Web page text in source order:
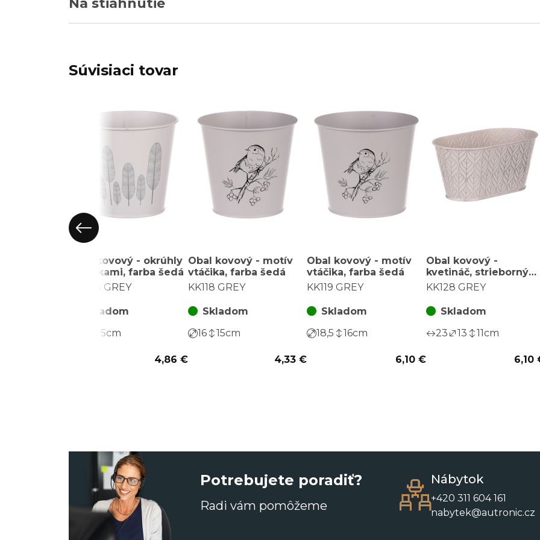
Na stiahnutie
Súvisiaci tovar
Obal kovový - okrúhly
s pierkami, farba šedá
KK098 GREY
Skladom
15cm
4,86 €
Obal kovový - motív
vtáčika, farba šedá
KK118 GREY
Skladom
16
15cm
4,33 €
Obal kovový - motív
vtáčika, farba šedá
KK119 GREY
Skladom
18,5
16cm
6,10 €
Obal kovový -
kvetináč, strieborný
vzor, ??farba šedá
KK128 GREY
Skladom
23
13 11cm
6,10
Potrebujete poradiť?
Radi vám pomôžeme
Nábytok
+420 311 604 161
nabytek@autronic.cz